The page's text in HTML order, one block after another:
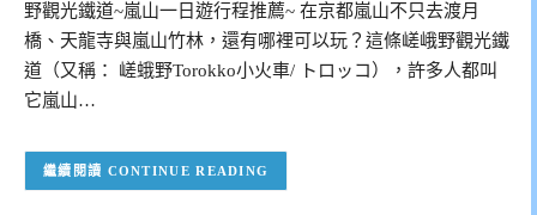
野觀光鐵道~嵐山一日遊行程推薦~ 在京都嵐山不只去渡月
橋、天龍寺與嵐山竹林，還有哪裡可以玩？這條嵯峨野觀光鐵
道（又稱： 嵯蛾野Torokko小火車/ トロッコ），許多人都叫
它嵐山…
CONTINUE READING